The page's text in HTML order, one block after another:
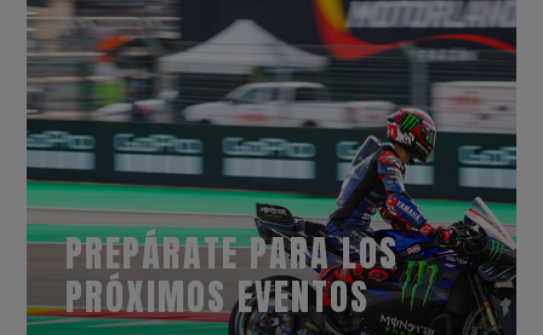
PREPÁRATE PARA LOS
PRÓXIMOS EVENTOS